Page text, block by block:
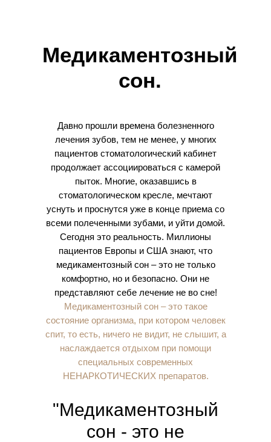
Давно прошли времена болезненного
лечения зубов, тем не менее, у многих
пациентов стоматологический кабинет
продолжает ассоциироваться с камерой
пыток. Многие, оказавшись в
стоматологическом кресле, мечтают
уснуть и проснутся уже в конце приема со
всеми полеченными зубами, и уйти домой.
Сегодня это реальность. Миллионы
пациентов Европы и США знают, что
медикаментозный сон – это не только
комфортно, но и безопасно. Они не
представляют себе лечение не во сне!
Медикаментозный
сон.
"Медикаментозный
сон - это не
Медикаментозный сон – это такое
состояние организма, при котором человек
спит, то есть, ничего не видит, не слышит, а
наслаждается отдыхом при помощи
специальных современных
НЕНАРКОТИЧЕСКИХ препаратов.